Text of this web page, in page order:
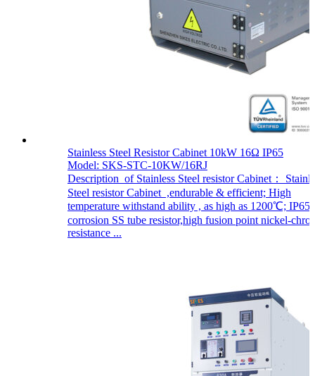
Stainless Steel Resistor Cabinet 10kW 16Ω IP65
Model: SKS-STC-10KW/16RJ
Description of Stainless Steel resistor Cabinet：
Steel resistor Cabinet ,endurable & efficient; High
temperature withstand ability , as high as 1200℃;
corrosion SS tube resistor,high fusion point nickel-
resistance ...